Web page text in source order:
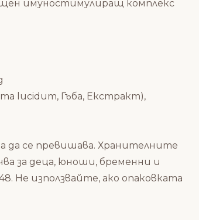
имуностимулиращ комплекс
lucidum, Гъба, Екстракт),
да се превишава. Хранителните
за деца, юноши, бременни и
Не използвайте, ако опаковката